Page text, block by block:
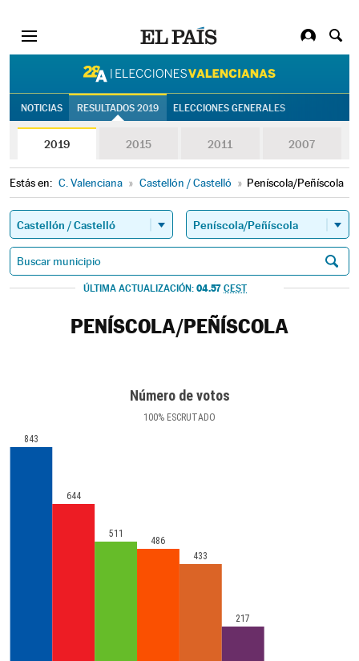
NOTICIAS RESULTADOS 2019 ELECCIONES GENERALES
2019 2015 2011 2007
Estás en: C. Valenciana » Castellón / Castelló » Peníscola/Peñíscola
ÚLTIMA ACTUALIZACIÓN: 04.57 CEST
PENÍSCOLA/PEÑÍSCOLA
Número de votos
100% ESCRUTADO
843
644
511
486
433
217